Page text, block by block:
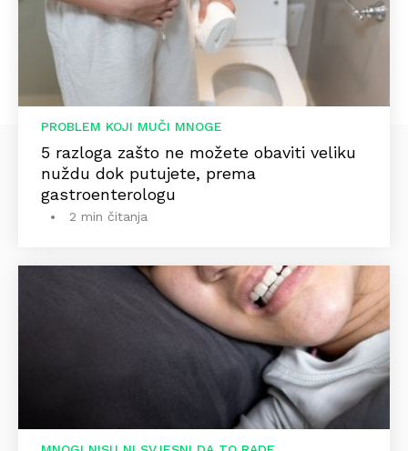
PROBLEM KOJI MUČI MNOGE
5 razloga zašto ne možete obaviti veliku
nuždu dok putujete, prema
gastroenterologu
2 min čitanja